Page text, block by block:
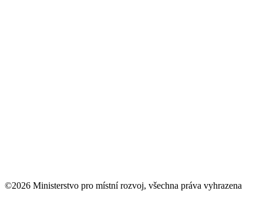
©2026 Ministerstvo pro místní rozvoj, všechna práva vyhrazena